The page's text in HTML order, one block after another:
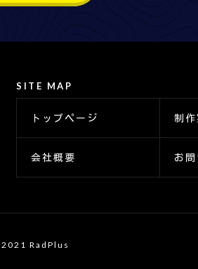
SITE MAP
トップページ 制作
会社概要 お
RadPlus